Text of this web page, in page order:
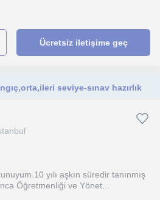
Ücretsiz iletişime geç
seviye-sınav hazırlık
yılı aşkın süredir tanınmış
Öğretmenliği ve Yönet...